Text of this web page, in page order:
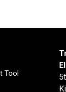
Tool